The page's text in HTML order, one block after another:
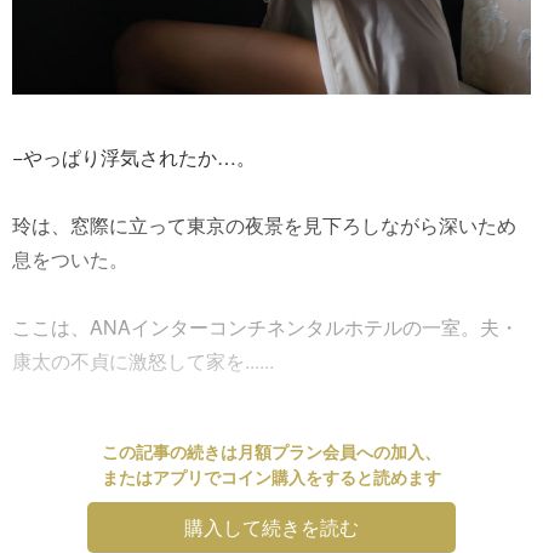
−やっぱり浮気されたか…。
玲は、窓際に立って東京の夜景を見下ろしながら深いため
息をついた。
ここは、ANAインターコンチネンタルホテルの一室。夫・
康太の不貞に激怒して家を......
この記事の続きは月額プラン会員への加入、
またはアプリでコイン購入をすると読めます
購入して続きを読む